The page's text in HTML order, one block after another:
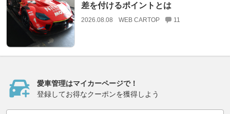
差を付けるポイントとは
2026.08.08 WEB CARTOP 11
愛車管理はマイカーページで！
登録してお得なクーポンを獲得しよう